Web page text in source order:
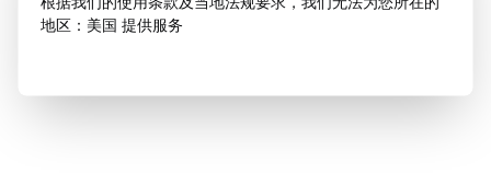
地区：美国 提供服务